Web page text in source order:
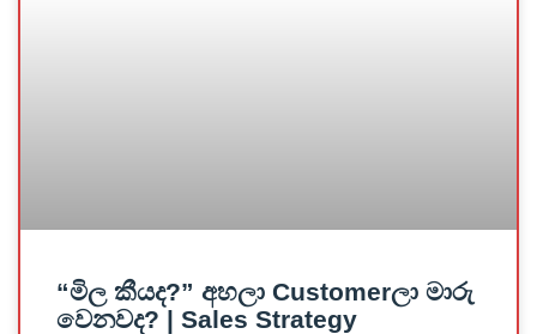
“මිල කීයද?” අහලා Customerලා මාරු
වෙනවද? | Sales Strategy